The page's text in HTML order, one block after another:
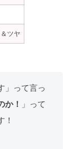
ツヤ
」って言っ
か！
」って
！